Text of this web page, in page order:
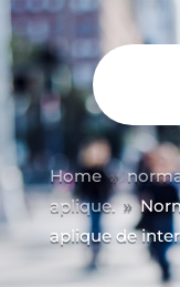
Home 9
aplique. 9
aplique de